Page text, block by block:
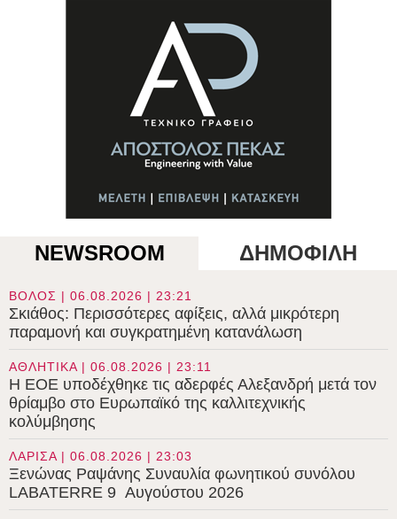
NEWSROOM ΔΗΜΟΦΙΛΗ
ΒΟΛΟΣ | 06.08.2026 | 23:21
Σκιάθος: Περισσότερες αφίξεις, αλλά μικρότερη
παραμονή και συγκρατημένη κατανάλωση
ΑΘΛΗΤΙΚΑ | 06.08.2026 | 23:11
Η ΕΟΕ υποδέχθηκε τις αδερφές Αλεξανδρή μετά τον
θρίαμβο στο Ευρωπαϊκό της καλλιτεχνικής
κολύμβησης
ΛΑΡΙΣΑ | 06.08.2026 | 23:03
Ξενώνας Ραψάνης Συναυλία φωνητικού συνόλου
LABATERRE 9 Αυγούστου 2026